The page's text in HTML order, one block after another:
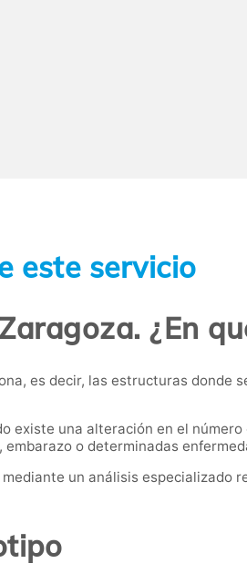
este servicio
¿En
es decir, las estructuras donde
existe una alteración en el
o determinadas
un análisis especializado